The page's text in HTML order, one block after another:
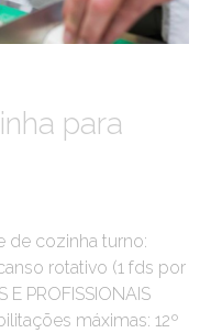
para
de cozinha turno:
rotativo (1 fds por
E PROFISSIONAIS
máximas: 12º